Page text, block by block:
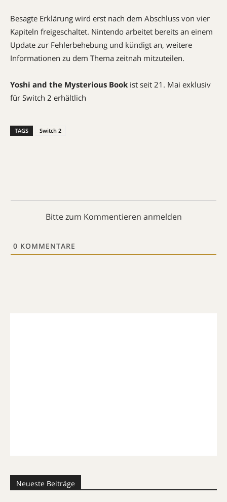
Besagte Erklärung wird erst nach dem Abschluss von vier
Kapiteln freigeschaltet. Nintendo arbeitet bereits an einem
Update zur Fehlerbehebung und kündigt an, weitere
Informationen zu dem Thema zeitnah mitzuteilen.
Yoshi and the Mysterious Book ist seit 21. Mai exklusiv
für Switch 2 erhältlich
TAGS Switch 2
Bitte zum Kommentieren anmelden
0 KOMMENTARE
Neueste Beiträge